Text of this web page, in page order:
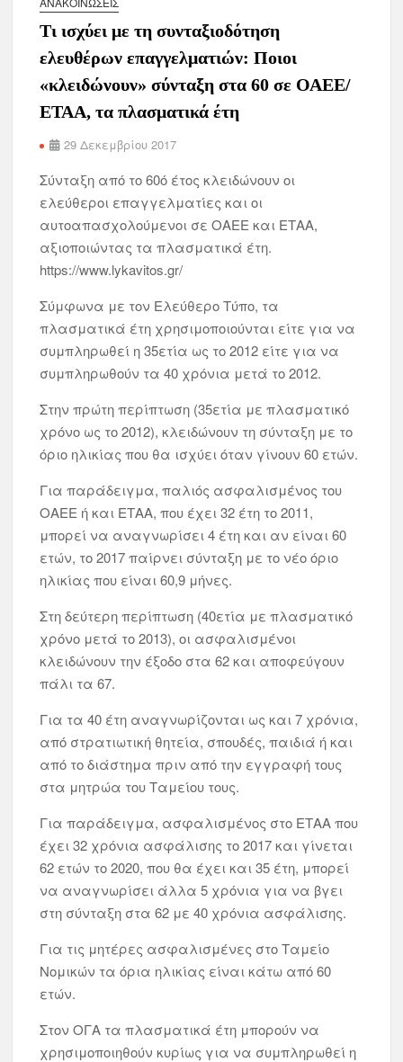
Τι ισχύει με τη συνταξιοδότηση
ελευθέρων επαγγελματιών: Ποιοι
«κλειδώνουν» σύνταξη στα 60 σε ΟΑΕΕ/
ΕΤΑΑ, τα πλασματικά έτη
29 Δεκεμβρίου 2017
Σύνταξη από το 60ό έτος κλειδώνουν οι
ελεύθεροι επαγγελματίες και οι
αυτοαπασχολούμενοι σε ΟΑΕΕ και ΕΤΑΑ,
αξιοποιώντας τα πλασματικά έτη.
https://www.lykavitos.gr/
Σύμφωνα με τον Ελεύθερο Τύπο, τα
πλασματικά έτη χρησιμοποιούνται είτε για να
συμπληρωθεί η 35ετία ως το 2012 είτε για να
συμπληρωθούν τα 40 χρόνια μετά το 2012.
Στην πρώτη περίπτωση (35ετία με πλασματικό
χρόνο ως το 2012), κλειδώνουν τη σύνταξη με το
όριο ηλικίας που θα ισχύει όταν γίνουν 60 ετών.
Για παράδειγμα, παλιός ασφαλισμένος του
ΟΑΕΕ ή και ΕΤΑΑ, που έχει 32 έτη το 2011,
μπορεί να αναγνωρίσει 4 έτη και αν είναι 60
ετών, το 2017 παίρνει σύνταξη με το νέο όριο
ηλικίας που είναι 60,9 μήνες.
Στη δεύτερη περίπτωση (40ετία με πλασματικό
χρόνο μετά το 2013), οι ασφαλισμένοι
κλειδώνουν την έξοδο στα 62 και αποφεύγουν
πάλι τα 67.
Για τα 40 έτη αναγνωρίζονται ως και 7 χρόνια,
από στρατιωτική θητεία, σπουδές, παιδιά ή και
από το διάστημα πριν από την εγγραφή τους
στα μητρώα του Ταμείου τους.
Για παράδειγμα, ασφαλισμένος στο ΕΤΑΑ που
έχει 32 χρόνια ασφάλισης το 2017 και γίνεται
62 ετών το 2020, που θα έχει και 35 έτη, μπορεί
να αναγνωρίσει άλλα 5 χρόνια για να βγει
στη σύνταξη στα 62 με 40 χρόνια ασφάλισης.
Για τις μητέρες ασφαλισμένες στο Ταμείο
Νομικών τα όρια ηλικίας είναι κάτω από 60
ετών.
Στον ΟΓΑ τα πλασματικά έτη μπορούν να
χρησιμοποιηθούν κυρίως για να συμπληρωθεί η